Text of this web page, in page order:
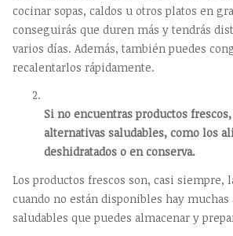
cocinar sopas, caldos u otros platos en
conseguirás que duren más y tendrás
varios días. Además, también puedes
recalentarlos rápidamente.
Si no encuentras productos
alternativas saludables, como los
deshidratados o en conserva.
Los productos frescos son, casi siempre,
cuando no están disponibles hay muchas
saludables que puedes almacenar y